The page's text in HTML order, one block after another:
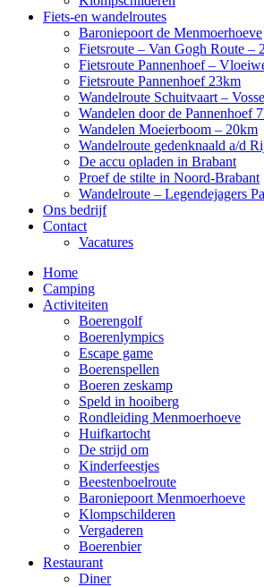
Fiets-en wandelroutes
Baroniepoort de Menmoerhoeve
Fietsroute – Van Gogh Route –
Fietsroute Pannenhoef –
Fietsroute Pannenhoef 23km
Wandelroute Schuitvaart –
Wandelen door de Pannenhoef
Wandelen Moeierboom – 20km
Wandelroute gedenknaald a/d
De accu opladen in Brabant
Proef de stilte in Noord-Brabant
Wandelroute – Legendejagers
Ons bedrijf
Contact
Vacatures
Home
Camping
Activiteiten
Boerengolf
Boerenlympics
Escape game
Boerenspellen
Boeren zeskamp
Speld in hooiberg
Rondleiding Menmoerhoeve
Huifkartocht
De strijd om
Kinderfeestjes
Beestenboelroute
Baroniepoort Menmoerhoeve
Klompschilderen
Vergaderen
Boerenbier
Restaurant
Diner